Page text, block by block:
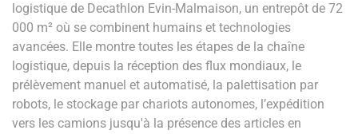
logistique de Decathlon Evin-Malmaison, un entrepôt de 72
000 m² où se combinent humains et technologies
avancées. Elle montre toutes les étapes de la chaîne
logistique, depuis la réception des flux mondiaux, le
prélèvement manuel et automatisé, la palettisation par
robots, le stockage par chariots autonomes, l’expédition
vers les camions jusqu'à la présence des articles en